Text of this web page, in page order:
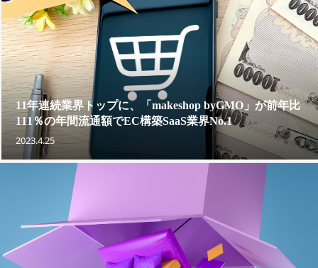
11年連続業界トップに、「makeshop byGMO」が前年比
111％の年間流通額でEC構築SaaS業界No.1
2023.4.25